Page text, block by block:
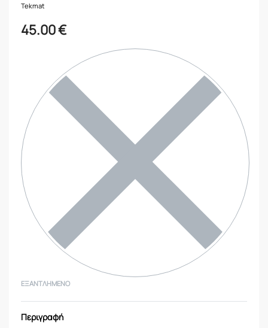
Tekmat
45.00€
ΕΞΑΝΤΛΗΜΈΝΟ
Περιγραφή